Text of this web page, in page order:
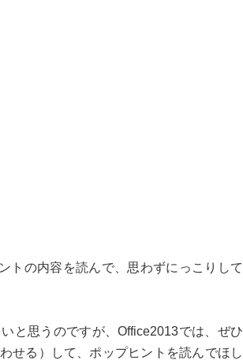
の内容を読んで、思わずにっこりして
と思うのですが、Office2013では、ぜひ
せる）して、ポップヒントを読んでほし